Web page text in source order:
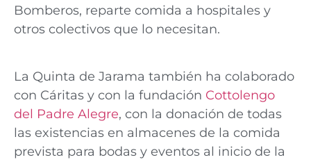
Bomberos, reparte comida a hospitales y
otros colectivos que lo necesitan.
La Quinta de Jarama también ha colaborado
con Cáritas y con la fundación Cottolengo
del Padre Alegre, con la donación de todas
las existencias en almacenes de la comida
prevista para bodas y eventos al inicio de la